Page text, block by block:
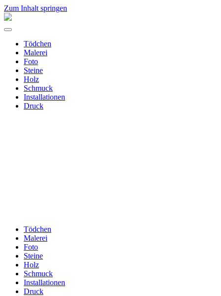
Zum Inhalt springen
Aline
Menü
umschalten
Tödchen
Malerei
Foto
Steine
Holz
Schmuck
Installationen
Druck
Tödchen
Malerei
Foto
Steine
Holz
Schmuck
Installationen
Druck